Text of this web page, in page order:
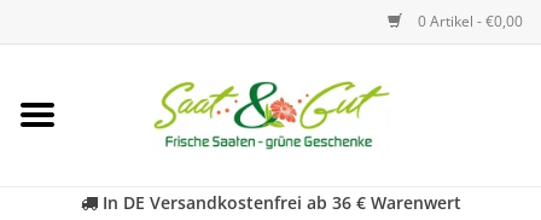
0 Artikel - €0,00
Startseite
In DE Versandkostenfrei ab 36 € Warenwert